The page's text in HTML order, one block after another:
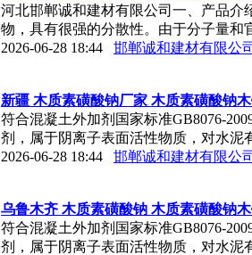
河北邯郸诚和建材有限公司一、产品
物，具有很强的分散性。由于分子量和
2026-06-28 18:44
邯郸诚和建材有限公
新疆 木质素磺酸钠厂家 木质素磺酸钠
符合混凝土外加剂国家标准GB8076-
剂，属于阴离子表面活性物质，对水泥
2026-06-28 18:44
邯郸诚和建材有限公
乌鲁木齐 木质素磺酸钠 木质素磺酸钠
符合混凝土外加剂国家标准GB8076-
剂，属于阴离子表面活性物质，对水泥